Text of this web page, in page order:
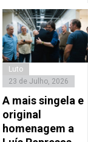
Luto
23 de Julho, 2026
A mais singela e
original
homenagem a